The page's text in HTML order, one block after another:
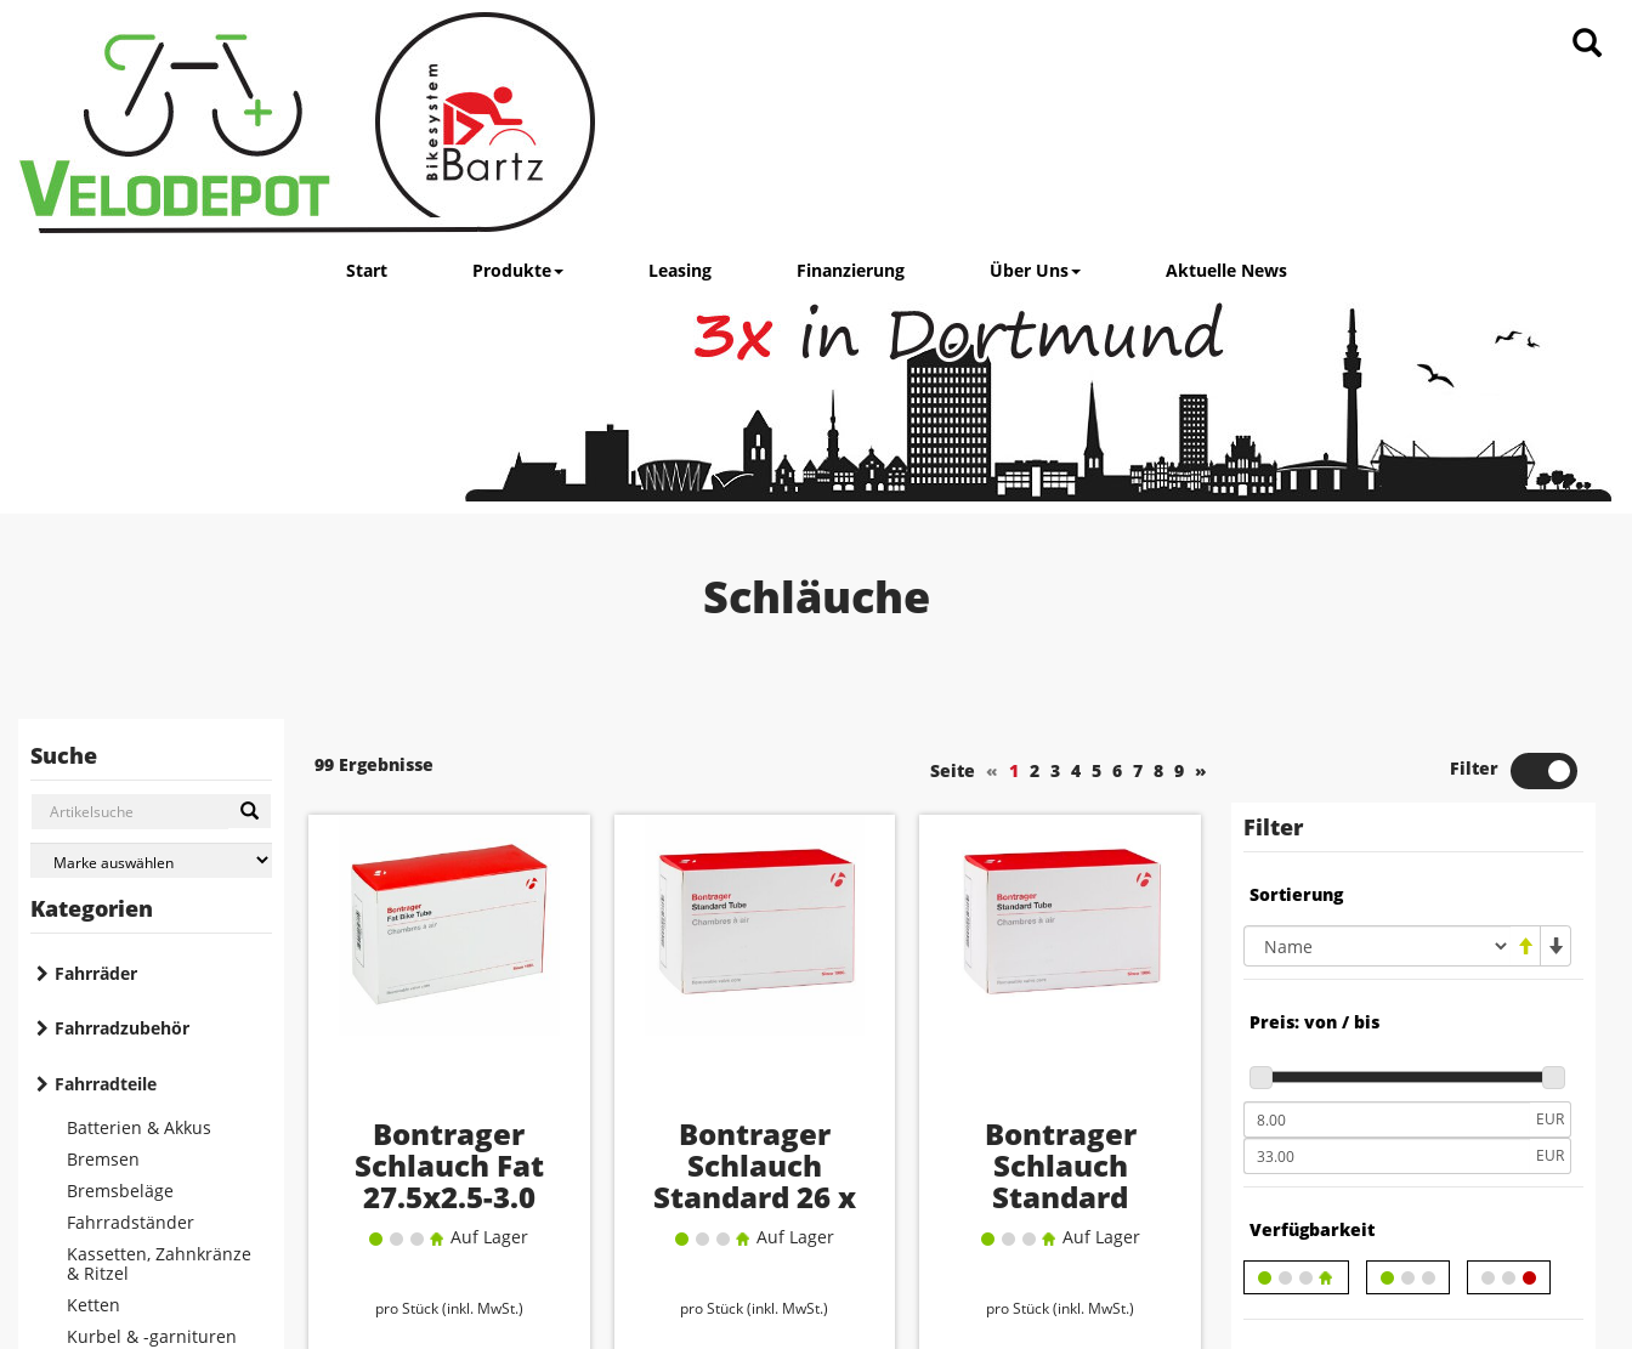
Start Produkte Leasing Finanzierung Über Uns Aktuelle News
Schläuche
Suche
Kategorien
Fahrräder
Fahrradzubehör
Fahrradteile
Batterien & Akkus
Bremsen
Bremsbeläge
Fahrradständer
Kassetten, Zahnkränze
& Ritzel
Ketten
Kurbel & -garnituren
Seite « 1 2 3 4 5 6 7 8 9 »
99 Ergebnisse Filter
Bontrager
Schlauch Fat
27.5x2.5-3.0
Presta-Ventil
Auf Lager
pro Stück (inkl. MwSt.)
Bontrager
Schlauch
Standard 26 x
1,75–2,35
Dunlop
Auf Lager
pro Stück (inkl. MwSt.)
Bontrager
Schlauch
Standard
29x1.75-2.125
Presta
Auf Lager
pro Stück (inkl. MwSt.)
Filter
Sortierung
Preis: von / bis
EUR
EUR
Verfügbarkeit